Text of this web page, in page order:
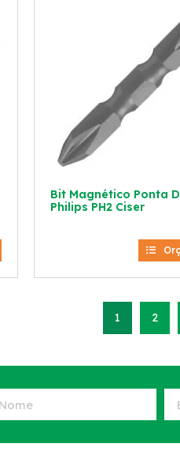
Bit Magnético Ponta
Philips PH2 Ciser
1 2